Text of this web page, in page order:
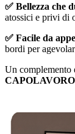
✅ Bellezza che
atossici e privi di
✅ Facile da
bordi per
Un complemento